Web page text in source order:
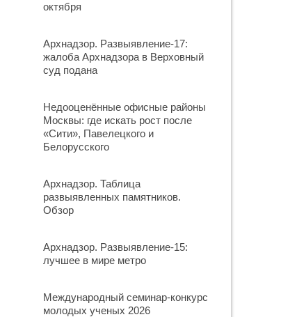
октября
Архнадзор. Развыявление-17:
жалоба Архнадзора в Верховный
суд подана
Недооценённые офисные районы
Москвы: где искать рост после
«Сити», Павелецкого и
Белорусского
Архнадзор. Таблица
развыявленных памятников.
Обзор
Архнадзор. Развыявление-15:
лучшее в мире метро
Международный семинар-конкурс
молодых ученых 2026